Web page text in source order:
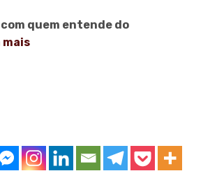
quem entende do
mais